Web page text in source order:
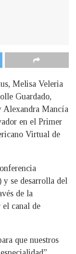
Melisa Veleria
Guardado,
Alexandra Mancía
en el Primer
Virtual de
y se desarrolla del
de la
canal de
que nuestros